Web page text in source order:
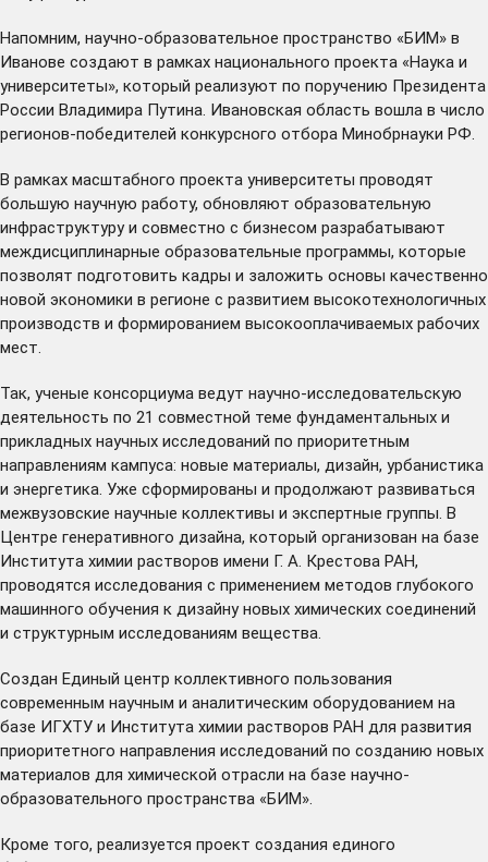
Напомним, научно-образовательное пространство «БИМ» в
Иванове создают в рамках национального проекта «Наука и
университеты», который реализуют по поручению Президента
России Владимира Путина. Ивановская область вошла в число
регионов-победителей конкурсного отбора Минобрнауки РФ.
В рамках масштабного проекта университеты проводят
большую научную работу, обновляют образовательную
инфраструктуру и совместно с бизнесом разрабатывают
междисциплинарные образовательные программы, которые
позволят подготовить кадры и заложить основы качественно
новой экономики в регионе с развитием высокотехнологичных
производств и формированием высокооплачиваемых рабочих
мест.
Так, ученые консорциума ведут научно-исследовательскую
деятельность по 21 совместной теме фундаментальных и
прикладных научных исследований по приоритетным
направлениям кампуса: новые материалы, дизайн, урбанистика
и энергетика. Уже сформированы и продолжают развиваться
межвузовские научные коллективы и экспертные группы. В
Центре генеративного дизайна, который организован на базе
Института химии растворов имени Г. А. Крестова РАН,
проводятся исследования с применением методов глубокого
машинного обучения к дизайну новых химических соединений
и структурным исследованиям вещества.
Создан Единый центр коллективного пользования
современным научным и аналитическим оборудованием на
базе ИГХТУ и Института химии растворов РАН для развития
приоритетного направления исследований по созданию новых
материалов для химической отрасли на базе научно-
образовательного пространства «БИМ».
Кроме того, реализуется проект создания единого